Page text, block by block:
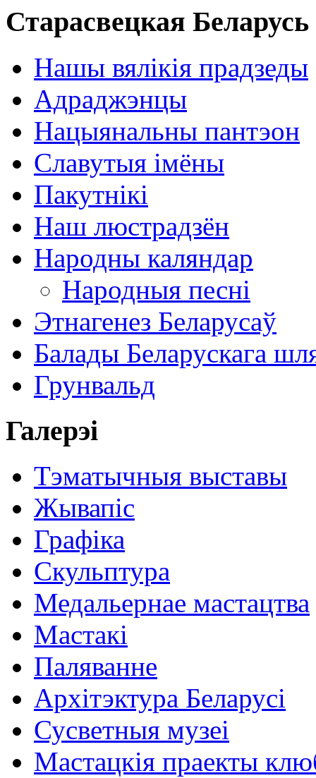
Старасвецкая Беларусь
Нашы вялікія прадзеды
Адраджэнцы
Нацыянальны пантэон
Славутыя імёны
Пакутнікі
Наш люстрадзён
Народны каляндар
Народныя песні
Этнагенез Беларусаў
Балады Беларускага
Грунвальд
Галерэі
Тэматычныя выставы
Жывапіс
Графіка
Скульптура
Медальернае мастацтва
Мастакі
Паляванне
Архітэктура Беларусі
Сусветныя музеі
Мастацкія праекты